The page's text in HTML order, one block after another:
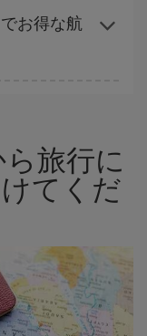
Básica運賃では、最
お得な航
ださい。より格安な
旅行に
てくだ